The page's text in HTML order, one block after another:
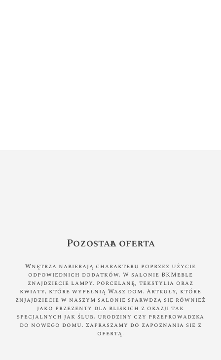
Pozostała oferta
Wnętrza nabierają charakteru poprzez użycie
odpowiednich dodatków. W salonie BKMeble
znajdziecie lampy, porcelanę, tekstylia oraz
kwiaty, które wypełnią Wasz dom. Artkuły, które
znjajdziecie w naszym salonie sparwdzą się również
jako przezenty dla bliskich z okazji tak
specjalnych jak ślub, urodziny czy przeprowadzka
do nowego domu. Zapraszamy do zapoznania sie z
ofertą.